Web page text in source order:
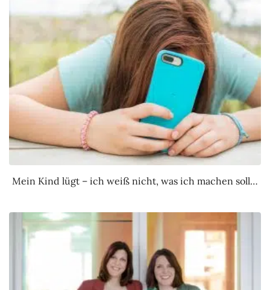
Mein Kind lügt – ich weiß nicht, was ich machen soll…